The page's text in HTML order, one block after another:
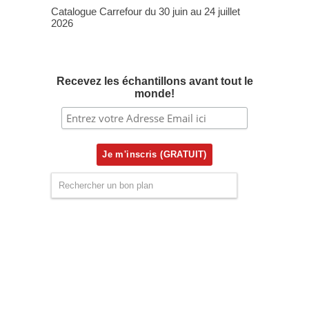
Catalogue Carrefour du 30 juin au 24 juillet
2026
Recevez les échantillons avant tout le
monde!